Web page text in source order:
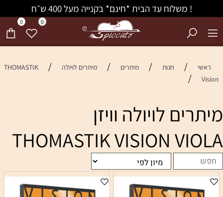
! משלוח עד הבית *חינם* בקנייה מעל 400 ש״ח
0 0
ראשי / חנות / מיתרים / מיתרים לויולה /
THOMASTIK
/ Vision
מיתרים לויולה וויזן
THOMASTIK VISION VIOLA